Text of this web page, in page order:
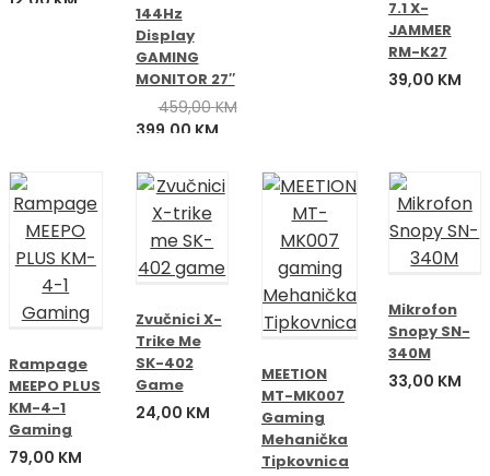
12,00 KM.
144Hz
Display
GAMING
MONITOR 27″
459,00KM
Izvorna
bila
je:
459,00 KM.
399,00 KMTrenutna
je:
399,00 KM.
7.1 X-
JAMMER
RM-K27
39,00 KM
Rampage
MEEPO PLUS
KM-4-1
Gaming
79,00 KM
Zvučnici X-
Trike Me
SK-402
Game
24,00 KM
MEETION
MT-MK007
Gaming
Mehanička
Tipkovnica
Mikrofon
Snopy SN-
340M
33,00 KM